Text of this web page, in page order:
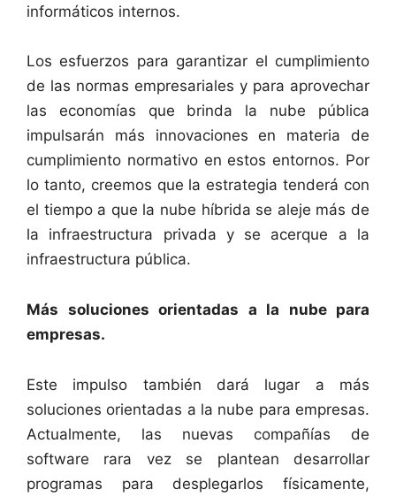
informáticos internos.
Los esfuerzos para garantizar el cumplimiento
de las normas empresariales y para aprovechar
las economías que brinda la nube pública
impulsarán más innovaciones en materia de
cumplimiento normativo en estos entornos. Por
lo tanto, creemos que la estrategia tenderá con
el tiempo a que la nube híbrida se aleje más de
la infraestructura privada y se acerque a la
infraestructura pública.
Más soluciones orientadas a la nube para
empresas.
Este impulso también dará lugar a más
soluciones orientadas a la nube para empresas.
Actualmente, las nuevas compañías de
software rara vez se plantean desarrollar
programas para desplegarlos físicamente,